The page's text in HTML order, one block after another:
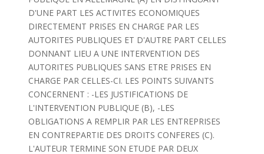
D'UNE PART LES ACTIVITES ECONOMIQUES
DIRECTEMENT PRISES EN CHARGE PAR LES
AUTORITES PUBLIQUES ET D'AUTRE PART CELLES
DONNANT LIEU A UNE INTERVENTION DES
AUTORITES PUBLIQUES SANS ETRE PRISES EN
CHARGE PAR CELLES-CI. LES POINTS SUIVANTS
CONCERNENT : -LES JUSTIFICATIONS DE
L'INTERVENTION PUBLIQUE (B), -LES
OBLIGATIONS A REMPLIR PAR LES ENTREPRISES
EN CONTREPARTIE DES DROITS CONFERES (C).
L'AUTEUR TERMINE SON ETUDE PAR DEUX